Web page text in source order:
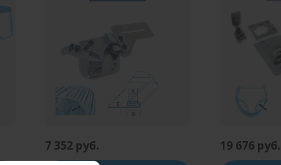
7 352 руб. 19 676 руб.